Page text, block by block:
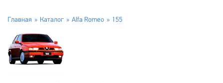
Главная Каталог Alfa Romeo 155